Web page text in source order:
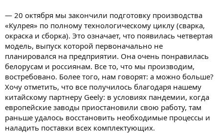
— 20 октября мы закончили подготовку производства
«Кулрея» по полному технологическому циклу (сварка,
окраска и сборка). Это означает, что появилась четвертая
модель, выпуск которой первоначально не
планировался на предприятии. Она очень понравилась
белорусам и россиянам. Все то, что мы производим,
востребовано. Более того, нам говорят: а можно больше?
Хочу отметить, что все получилось благодаря нашему
китайскому партнеру Geely: в условиях пандемии, когда
европейские заводы приостановили свою работу, там
раньше удалось восстановить необходимые процессы и
наладить поставки всех комплектующих.